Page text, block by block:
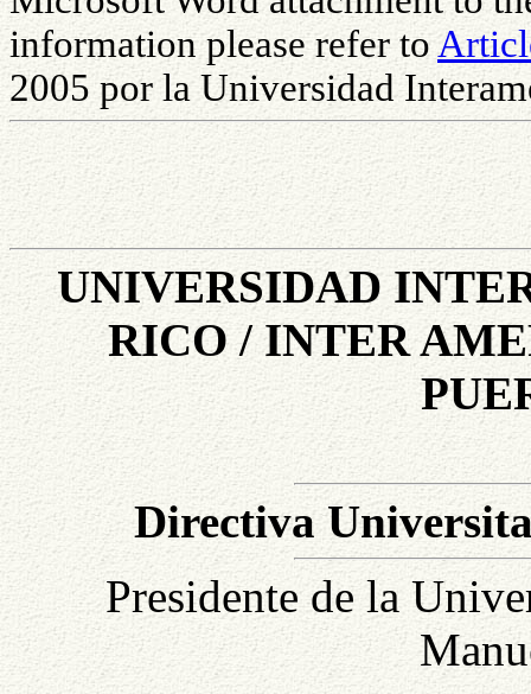
information please refer to
2005 por la Universidad
UNIVERSIDAD
RICO / INTER
Directiva
Presidente de la